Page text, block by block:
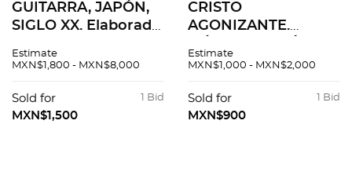
GUITARRA, JAPÓN,
SIGLO XX. Elaborada
con herrajes de
100 cm de longitud.
Estimate
MXN$1,800 - MXN$8,000
1 Bid
Sold for
MXN$1,500
CRISTO
AGONIZANTE.
sobre lámina de
Ligeros detalles de
conservación. 9 x 6.5
Estimate
MXN$1,000 - MXN$2,000
1 Bid
Sold for
MXN$900